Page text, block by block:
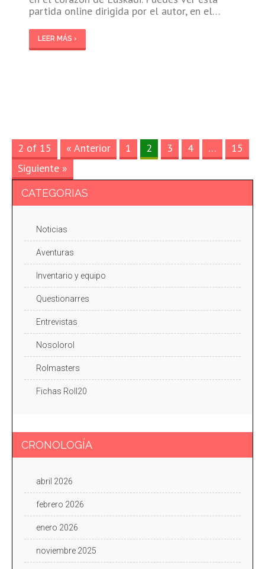
partida online dirigida por el autor, en el…
LEER MÁS ›
2 of 15 « Anterior 1 2 3 4 …
15
Siguiente »
CATEGORIAS
Noticias
Aventuras
Inventario y equipo
Questionarres
Entrevistas
Nosolorol
Rolmasters
Fichas Roll20
CRONOLOGÍA
abril 2026
febrero 2026
enero 2026
noviembre 2025